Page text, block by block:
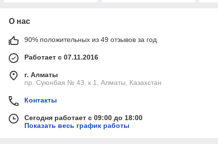
О нас
90% положительных из 49 отзывов за год
Работает с 07.11.2016
г. Алматы
пр. Суюнбая № 43, к 1, Алматы, Казахстан
Контакты
Сегодня работает с 09:00 до 18:00
Показать весь график работы